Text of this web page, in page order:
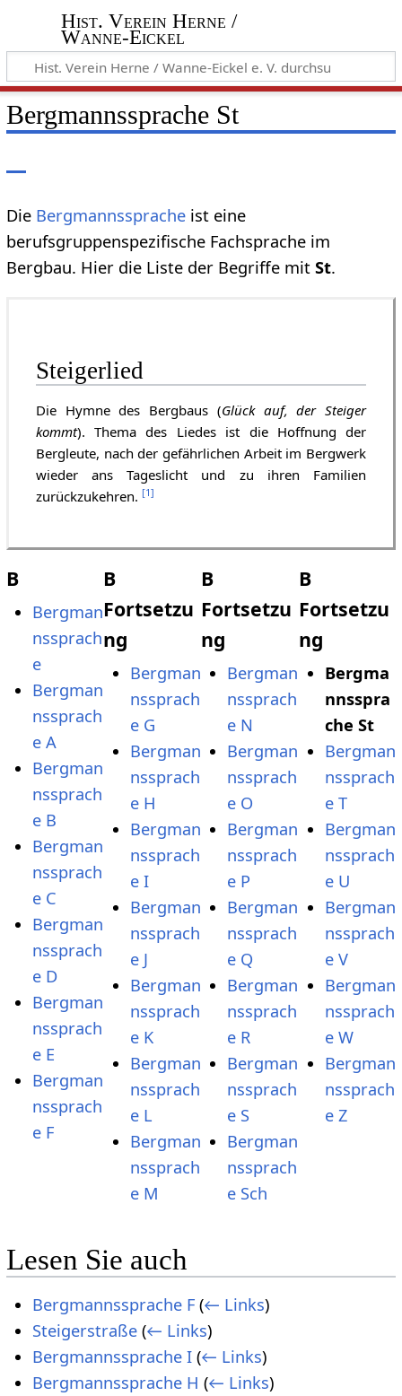
Hist. Verein Herne /
Wanne-Eickel
Bergmannssprache St
Die Bergmannsspracheist eine
berufsgruppenspezifische Fachsprache im
Bergbau. Hier die Liste der Begriffe mit St.
Steigerlied
Die Hymne des Bergbaus (Glück auf, der Steiger
kommt). Thema des Liedes ist die Hoffnung der
Bergleute, nach der gefährlichen Arbeit im Bergwerk
wieder ans Tageslicht und zu ihren Familien
zurückzukehren. [1]
B
Bergman
nssprach
e
Bergman
nssprach
e A
Bergman
nssprach
e B
Bergman
nssprach
e C
Bergman
nssprach
e D
Bergman
nssprach
e E
Bergman
nssprach
e F
B
Fortsetzu
ng
Bergman
nssprach
e G
Bergman
nssprach
e H
Bergman
nssprach
e I
Bergman
nssprach
e J
Bergman
nssprach
e K
Bergman
nssprach
e L
Bergman
nssprach
e M
B
Fortsetzu
ng
Bergman
nssprach
e N
Bergman
nssprach
e O
Bergman
nssprach
e P
Bergman
nssprach
e Q
Bergman
nssprach
e R
Bergman
nssprach
e S
Bergman
nssprach
e Sch
B
Fortsetzu
ng
Bergma
nnsspra
che St
Bergman
nssprach
e T
Bergman
nssprach
e U
Bergman
nssprach
e V
Bergman
nssprach
e W
Bergman
nssprach
e Z
Lesen Sie auch
Bergmannssprache F (← Links)
Steigerstraße (← Links)
Bergmannssprache I (← Links)
Bergmannssprache H (← Links)